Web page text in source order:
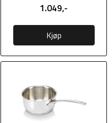
1.049,-
Kjøp